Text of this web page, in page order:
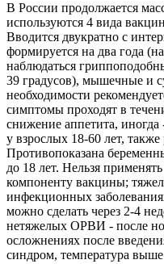
В России продолжается
используются 4 вида
Вводится двукратно с
формируется на два года
наблюдаться
39 градусов), мышечные и
необходимости
симптомы проходят в
снижение аппетита,
у взрослых 18-60 лет,
Противопоказана
до 18 лет. Нельзя
компоненту вакцины;
инфекционных
можно сделать через 2-4
нетяжелых ОРВИ - после
осложнениях после
синдром, температура